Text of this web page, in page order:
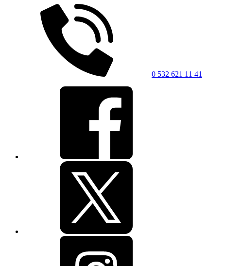
0 532 621 11 41